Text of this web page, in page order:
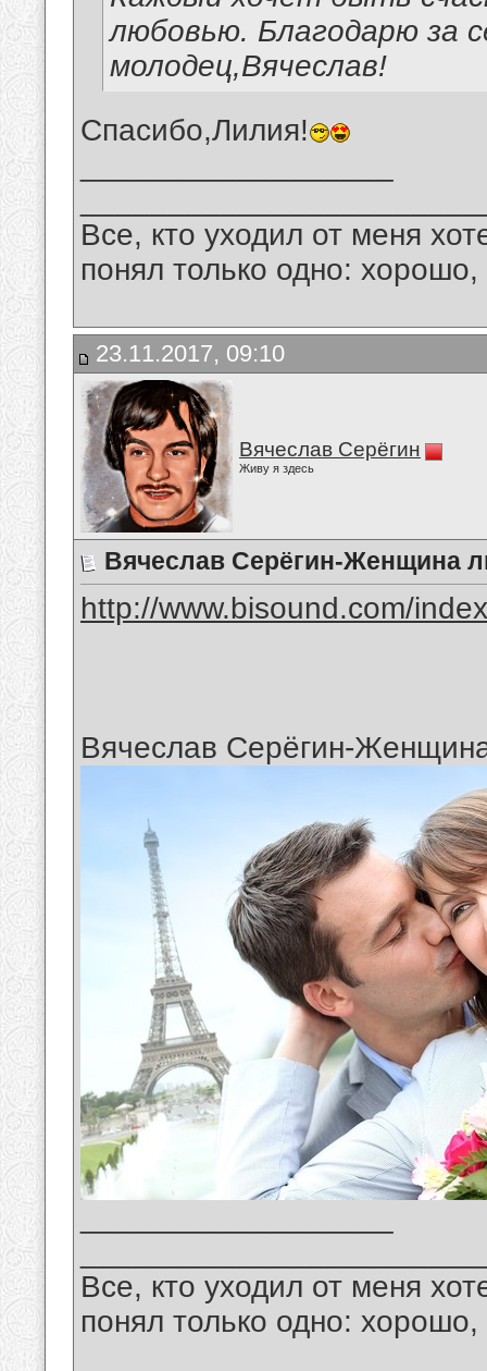
любовью. Благодарю за
молодец,Вячеслав!
Спасибо,Лилия!
Все, кто уходил от меня
понял только одно:
23.11.2017, 09:10
Вячеслав Серёгин
Живу я здесь
Вячеслав Серёгин-Женщина
http://www.bisound.com/
Вячеслав Серёгин-
Все, кто уходил от меня
понял только одно: